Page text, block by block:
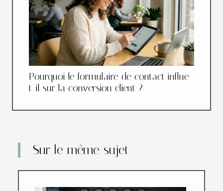
Pourquoi le formulaire de contact influe-
t-il sur la conversion client ?
Sur le même sujet